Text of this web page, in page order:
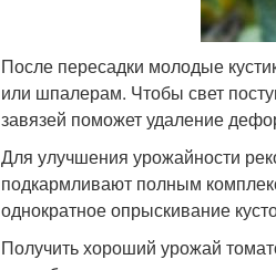
После пересадки молодые
или шпалерам. Чтобы свет
завязей поможет удаление
Для улучшения урожайности
подкармливают полным
однократное опрыскивание
Получить хороший урожай